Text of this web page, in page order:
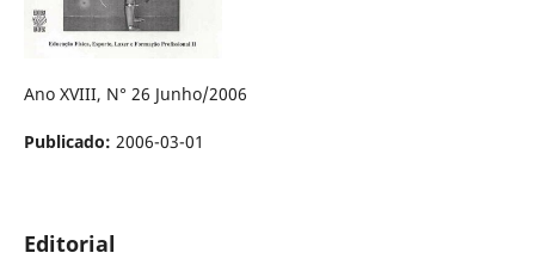
Ano XVIII, N° 26 Junho/2006
Publicado: 2006-03-01
Editorial